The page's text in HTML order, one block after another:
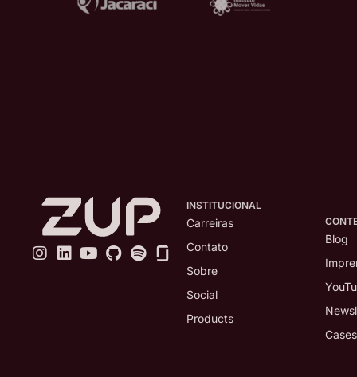
INSTITUCIONAL
Carreiras
Contato
Sobre
Social
Products
Blog
Cases